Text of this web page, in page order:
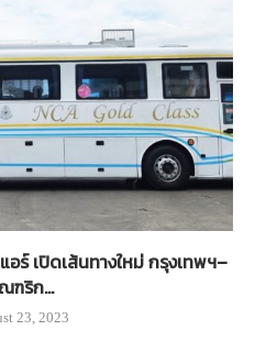
ร์ เปิดเส้นทางใหม่ กรุงเทพฯ–
ฑริก...
23, 2023